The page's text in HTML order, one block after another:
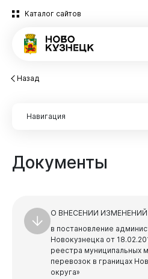
Каталог сайтов
Новости
Назад
Документы
Навигация
Опека и попечительство
О ВНЕСЕНИИ ИЗМЕНЕНИЙ
в постановление
Новокузнецка от
реестра муниципальных
перевозок в границах
округа»